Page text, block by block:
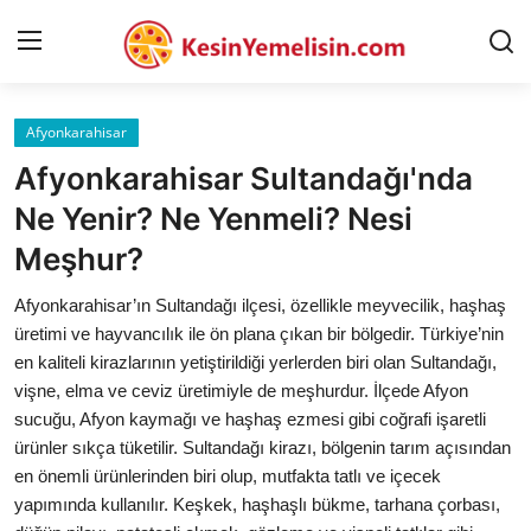
AnaSayfa
Gizlilik Sözleşmesi
Rüya Tabirleri
Diyet & Sağlıklı Beslenme
İletişim
Şehirler
Helal Gıda & Dini Hükümler
Gıda Güvenliği & Bilimi
Afyonkarahisar
Afyonkarahisar Sultandağı'nda
Ne Yenir? Ne Yenmeli? Nesi
Meşhur?
Afyonkarahisar’ın Sultandağı ilçesi, özellikle meyvecilik, haşhaş
üretimi ve hayvancılık ile ön plana çıkan bir bölgedir. Türkiye’nin
en kaliteli kirazlarının yetiştirildiği yerlerden biri olan Sultandağı,
vişne, elma ve ceviz üretimiyle de meşhurdur. İlçede Afyon
sucuğu, Afyon kaymağı ve haşhaş ezmesi gibi coğrafi işaretli
ürünler sıkça tüketilir. Sultandağı kirazı, bölgenin tarım açısından
en önemli ürünlerinden biri olup, mutfakta tatlı ve içecek
yapımında kullanılır. Keşkek, haşhaşlı bükme, tarhana çorbası,